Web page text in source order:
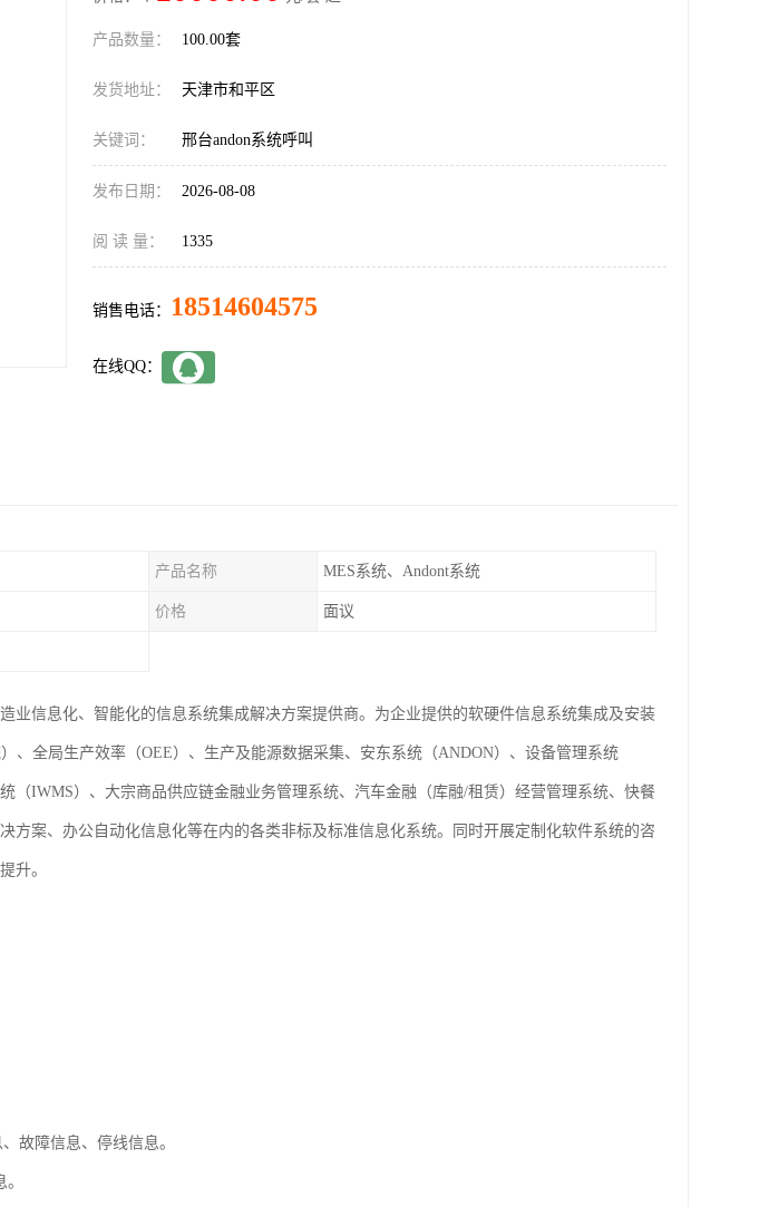
产品数量： 100.00套
发货地址： 天津市和平区
关键词： 邢台andon系统呼叫
发布日期： 2026-08-08
阅 读 量： 1335
销售电话： 18514604575
在线QQ：
产品名称 MES系统、Andont系统
价格 面议
业信息化、智能化的信息系统集成解决方案提供商。为企业提供的软硬件信息系统集成及安装
、全局生产效率（OEE）、生产及能源数据采集、安东系统（ANDON）、设备管理系统
（IWMS）、大宗商品供应链金融业务管理系统、汽车金融（库融/租赁）经营管理系统、快餐
方案、办公自动化信息化等在内的各类非标及标准信息化系统。同时开展定制化软件系统的咨
升。
故障信息、停线信息。